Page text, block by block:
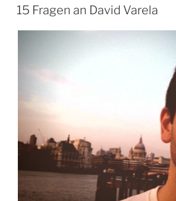
AM
15 Fragen an David Varela